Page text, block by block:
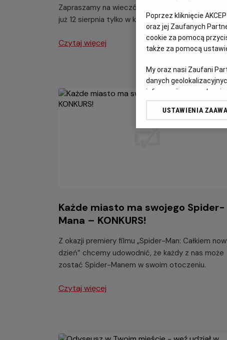
Zapraszamy na wieczór pełen świetnego humoru
już 12 sierpnia tylko w kinach Helios.
Czytaj więcej
Każde miasto ma swojego Spider-
Mana – KONKURS!
Z okazji premiery filmu „Spider-Man: Całkiem
dzień” chcemy udowodnić, że każdy z nas może
zostać Spider-Manem w swoim otoczeniu.
Czytaj więcej
Poprzez kliknięcie
oraz jej Zaufanych
cookie za pomocą
także za pomocą
My oraz nasi Zaufani
danych
informacji na urządzeniu
odbiorców i ulepszanie
USTAWIENIA